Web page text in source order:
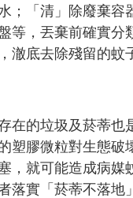
；「清」除廢棄容
等，丟棄前確實分
澈底去除殘留的蚊
在的垃圾及菸蒂也
塑膠微粒對生態破
，就可能造成病媒
落實「菸蒂不落地